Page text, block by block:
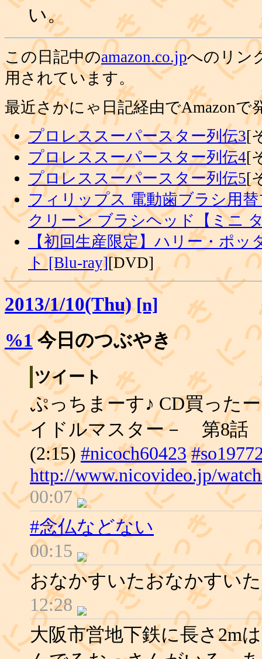
い。
この日記中のamazon.co.jpへのリン
用されています。
最近さかにゃ日記経由でAmazon
プロレススーパースター列伝3[
プロレススーパースター列伝4[
プロレススーパースター列伝5[
フィリップス 電動歯ブラシ用
クリーン ブラシヘッド【ミニ
【初回生産限定】ハリー・ポ
ト [Blu-ray][DVD]
2013/1/10(Thu) [n]
%1今日のつぶやき
ツイート
ぷっちまーす♪ CD買った
イドルマスター－ 第8話
(2:15) #nicoch60423
http://www.nicovideo.jp/
00:07
#念仏などない
00:15
おなかすいたおなかすい
12:28
大阪市営地下鉄に長さ2m